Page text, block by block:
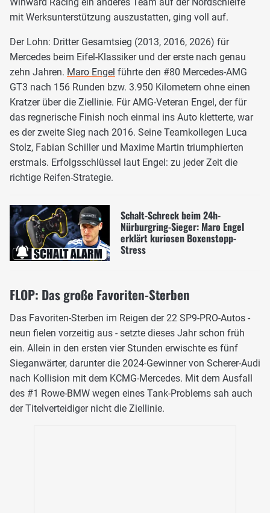
mit Werksunterstützung auszustatten, ging voll auf.
Der Lohn: Dritter Gesamtsieg (2013, 2016, 2026) für
Mercedes beim Eifel-Klassiker und der erste nach genau
zehn Jahren. Maro Engel führte den #80 Mercedes-AMG
GT3 nach 156 Runden bzw. 3.950 Kilometern ohne einen
Kratzer über die Ziellinie. Für AMG-Veteran Engel, der für
das regnerische Finish noch einmal ins Auto kletterte, war
es der zweite Sieg nach 2016. Seine Teamkollegen Luca
Stolz, Fabian Schiller und Maxime Martin triumphierten
erstmals. Erfolgsschlüssel laut Engel: zu jeder Zeit die
richtige Reifen-Strategie.
Schalt-Schreck beim 24h-
Nürburgring-Sieger: Maro Engel
erklärt kuriosen Boxenstopp-
Stress
FLOP: Das große Favoriten-Sterben
Das Favoriten-Sterben im Reigen der 22 SP9-PRO-Autos -
neun fielen vorzeitig aus - setzte dieses Jahr schon früh
ein. Allein in den ersten vier Stunden erwischte es fünf
Sieganwärter, darunter die 2024-Gewinner von Scherer-Audi
nach Kollision mit dem KCMG-Mercedes. Mit dem Ausfall
des #1 Rowe-BMW wegen eines Tank-Problems sah auch
der Titelverteidiger nicht die Ziellinie.